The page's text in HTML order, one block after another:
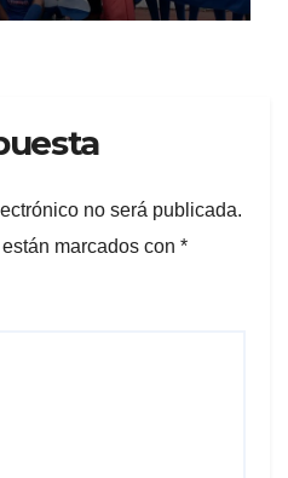
no será publicada.
marcados con *